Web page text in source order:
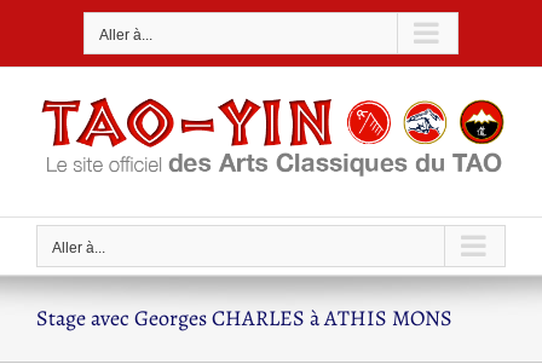
Aller à...
Aller à...
Stage avec Georges CHARLES à ATHIS MONS